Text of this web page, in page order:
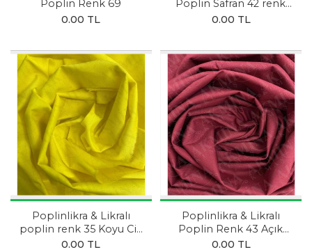
Poplin Renk 69
0.00 TL
Poplin Safran 42 renk
Hardal Sarısı
0.00 TL
Poplinlikra & Likralı
poplin renk 35 Koyu Civ
Civ Sarısı
0.00 TL
Poplinlikra & Likralı
Poplin Renk 43 Açık
Bordo
0.00 TL